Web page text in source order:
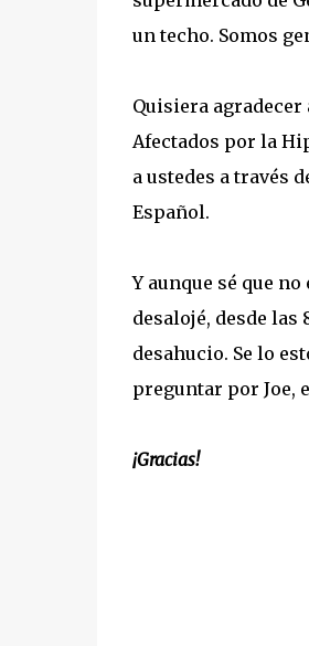
un techo. Somos
Quisiera agradecer
Afectados por la
a ustedes a través
Español.
Y aunque sé que
desalojé, desde
desahucio. Se lo
preguntar por Joe,
¡Gracias!